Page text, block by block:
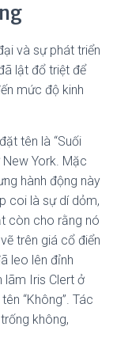
và sự phát triển
lật đổ triệt để
mức độ kinh
tên là “Suối
York. Mặc
hành động này
coi là sự dí dỏm,
còn cho rằng nó
trên giá cổ điển
leo lên đỉnh
lãm Iris Clert ở
“Không”. Tác
không,